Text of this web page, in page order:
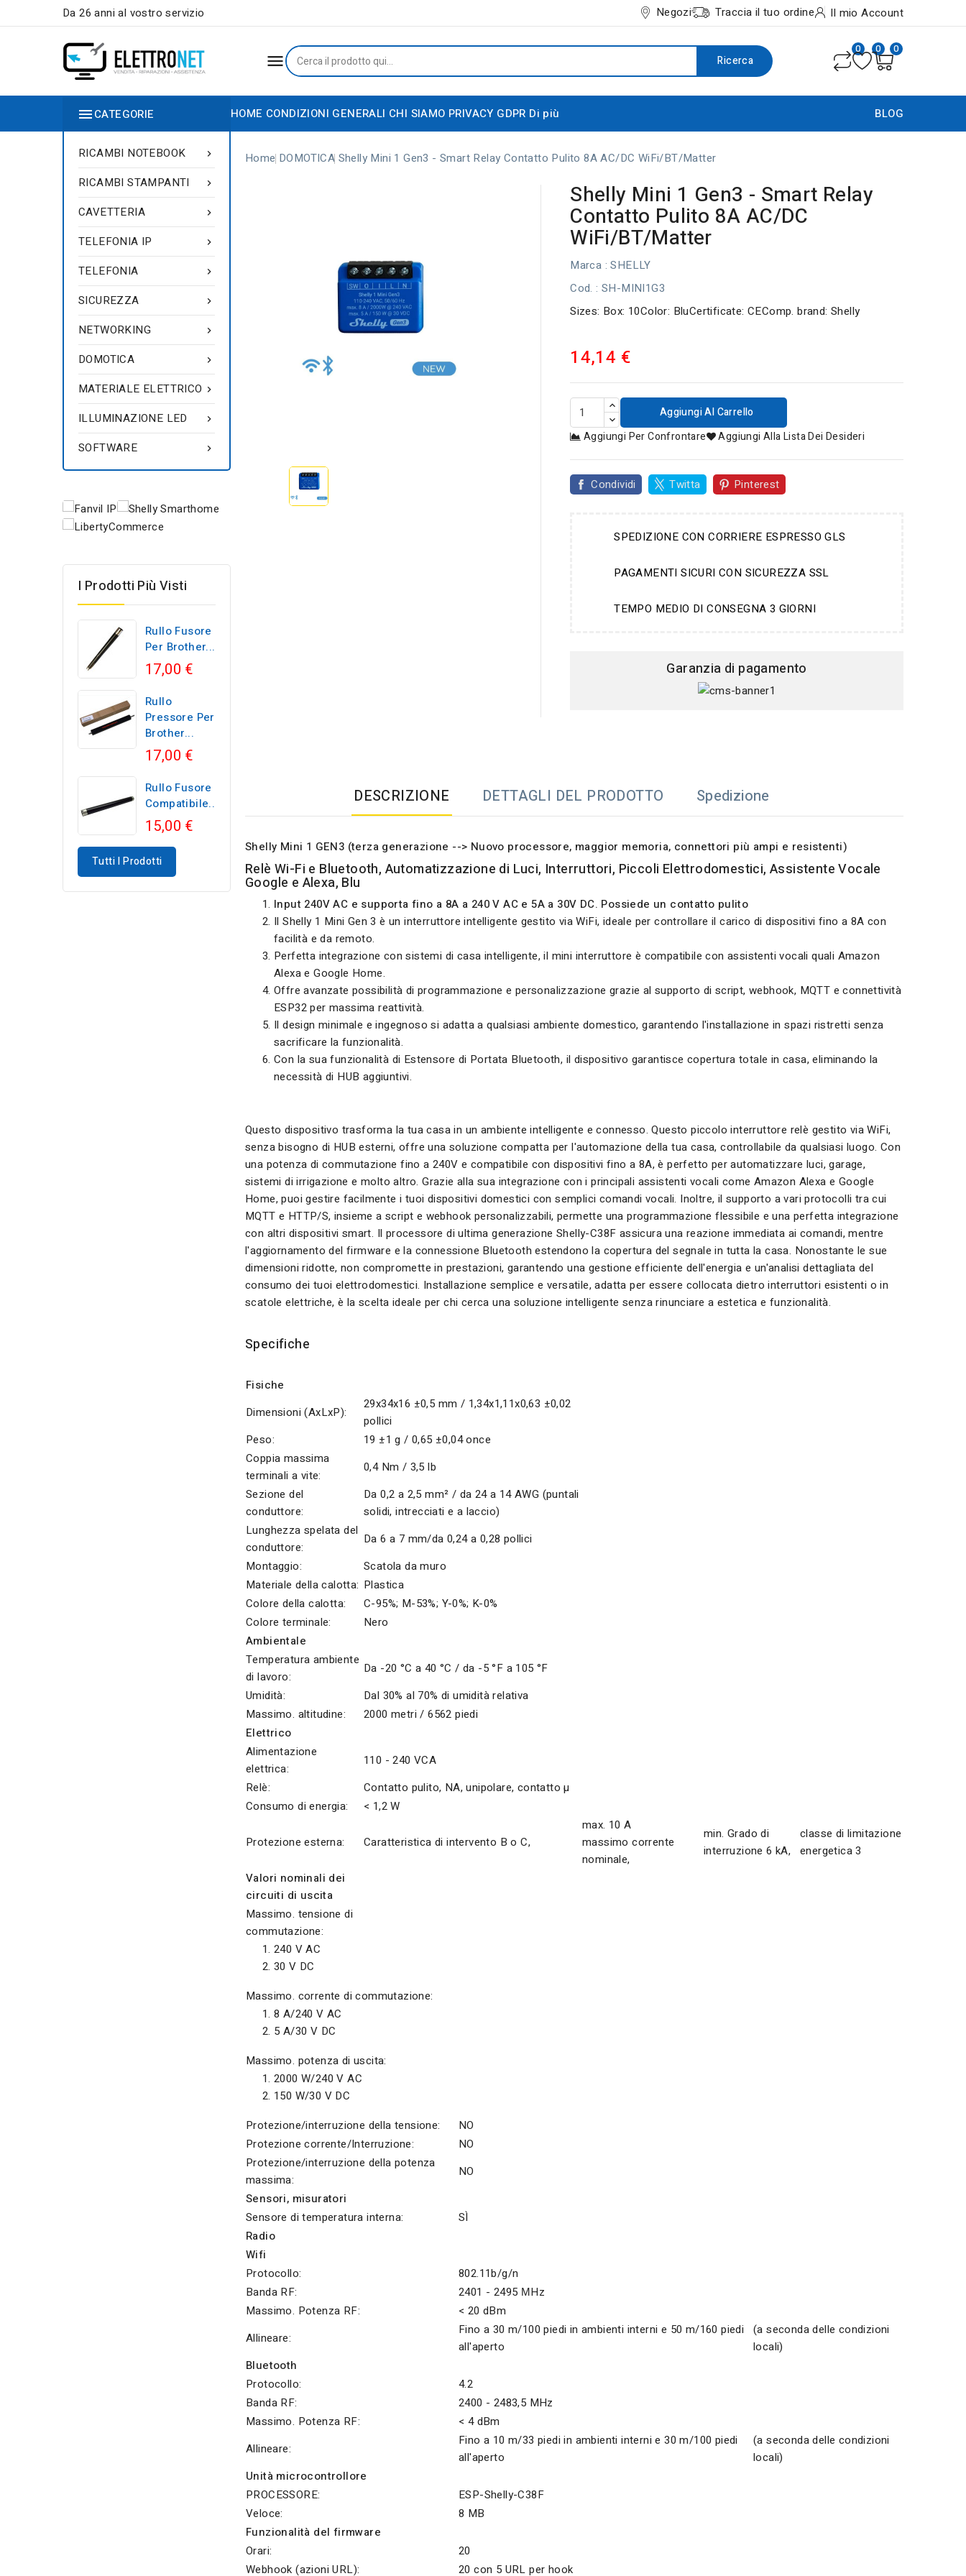
Da 26 anni al vostro servizio Negozi Traccia il tuo ordine Il mio Account
 Ricerca
0 0 0
HOME CONDIZIONI GENERALI CHI SIAMO PRIVACY GDPR Di più BLOG
CATEGORIE

RICAMBI NOTEBOOK

RICAMBI STAMPANTI

CAVETTERIA

TELEFONIA IP

TELEFONIA

SICUREZZA

NETWORKING

DOMOTICA

MATERIALE ELETTRICO

ILLUMINAZIONE LED

SOFTWARE
I Prodotti Più Visti
Rullo Fusore
Per Brother...
17,00 €
Rullo
Pressore Per
Brother...
17,00 €
Rullo Fusore
Compatibile...
15,00 €
Tutti I Prodotti
Home DOMOTICA Shelly Mini 1 Gen3 - Smart Relay Contatto Pulito 8A AC/DC WiFi/BT/Matter
Shelly Mini 1 Gen3 - Smart Relay
Contatto Pulito 8A AC/DC
WiFi/BT/Matter
Marca : SHELLY
Cod. : SH-MINI1G3
Sizes: Box: 10Color: BluCertificate: CEComp. brand: Shelly
14,14 €
Aggiungi Al Carrello
Aggiungi Per Confrontare
Aggiungi Alla Lista Dei Desideri
Condividi Twitta Pinterest
SPEDIZIONE CON CORRIERE ESPRESSO GLS
PAGAMENTI SICURI CON SICUREZZA SSL
TEMPO MEDIO DI CONSEGNA 3 GIORNI
Garanzia di pagamento
DESCRIZIONE DETTAGLI DEL PRODOTTO Spedizione
Shelly Mini 1 GEN3 (terza generazione --> Nuovo processore, maggior memoria, connettori più ampi e resistenti)
Relè Wi-Fi e Bluetooth, Automatizzazione di Luci, Interruttori, Piccoli Elettrodomestici, Assistente Vocale
Google e Alexa, Blu
Input 240V AC e supporta fino a 8A a 240 V AC e 5A a 30V DC. Possiede un contatto pulito
Il Shelly 1 Mini Gen 3 è un interruttore intelligente gestito via WiFi, ideale per controllare il carico di dispositivi fino a 8A con
facilità e da remoto.
Perfetta integrazione con sistemi di casa intelligente, il mini interruttore è compatibile con assistenti vocali quali Amazon
Alexa e Google Home.
Offre avanzate possibilità di programmazione e personalizzazione grazie al supporto di script, webhook, MQTT e connettività
ESP32 per massima reattività.
Il design minimale e ingegnoso si adatta a qualsiasi ambiente domestico, garantendo l'installazione in spazi ristretti senza
sacrificare la funzionalità.
Con la sua funzionalità di Estensore di Portata Bluetooth, il dispositivo garantisce copertura totale in casa, eliminando la
necessità di HUB aggiuntivi.
Questo dispositivo trasforma la tua casa in un ambiente intelligente e connesso. Questo piccolo interruttore relè gestito via WiFi,
senza bisogno di HUB esterni, offre una soluzione compatta per l'automazione della tua casa, controllabile da qualsiasi luogo. Con
una potenza di commutazione fino a 240V e compatibile con dispositivi fino a 8A, è perfetto per automatizzare luci, garage,
sistemi di irrigazione e molto altro. Grazie alla sua integrazione con i principali assistenti vocali come Amazon Alexa e Google
Home, puoi gestire facilmente i tuoi dispositivi domestici con semplici comandi vocali. Inoltre, il supporto a vari protocolli tra cui
MQTT e HTTP/S, insieme a script e webhook personalizzabili, permette una programmazione flessibile e una perfetta integrazione
con altri dispositivi smart. Il processore di ultima generazione Shelly-C38F assicura una reazione immediata ai comandi, mentre
l'aggiornamento del firmware e la connessione Bluetooth estendono la copertura del segnale in tutta la casa. Nonostante le sue
dimensioni ridotte, non compromette in prestazioni, garantendo una gestione efficiente dell'energia e un'analisi dettagliata del
consumo dei tuoi elettrodomestici. Installazione semplice e versatile, adatta per essere collocata dietro interruttori esistenti o in
scatole elettriche, è la scelta ideale per chi cerca una soluzione intelligente senza rinunciare a estetica e funzionalità.
Specifiche
Fisiche
Dimensioni (AxLxP):
29x34x16 ±0,5 mm / 1,34x1,11x0,63 ±0,02
pollici
Peso:
19 ±1 g / 0,65 ±0,04 once
Coppia massima
terminali a vite:
0,4 Nm / 3,5 lb
Sezione del
conduttore:
Da 0,2 a 2,5 mm² / da 24 a 14 AWG (puntali
solidi, intrecciati e a laccio)
Lunghezza spelata del
conduttore:
Da 6 a 7 mm/da 0,24 a 0,28 pollici
Montaggio:
Scatola da muro
Materiale della calotta: Plastica
Colore della calotta:
C-95%; M-53%; Y-0%; K-0%
Colore terminale:
Nero
Ambientale
Temperatura ambiente
di lavoro:
Da -20 °C a 40 °C / da -5 °F a 105 °F
Umidità:
Dal 30% al 70% di umidità relativa
Massimo. altitudine:
2000 metri / 6562 piedi
Elettrico
Alimentazione
elettrica:
110 - 240 VCA
Relè:
Contatto pulito, NA, unipolare, contatto µ
Consumo di energia:
< 1,2 W
Protezione esterna: Caratteristica di intervento B o C,
max. 10 A
massimo corrente
nominale,
min. Grado di
interruzione 6 kA,
classe di limitazione
energetica 3
Valori nominali dei
circuiti di uscita
Massimo. tensione di
commutazione:
240 V AC
30 V DC
Massimo. corrente di commutazione:
8 A/240 V AC
5 A/30 V DC
Massimo. potenza di uscita:
2000 W/240 V AC
150 W/30 V DC
Protezione/interruzione della tensione:
NO
Protezione corrente/Interruzione:
NO
Protezione/interruzione della potenza
massima:
NO
Sensori, misuratori
Sensore di temperatura interna:
SÌ
Radio
Wifi
Protocollo:
802.11b/g/n
Banda RF:
2401 - 2495 МHz
Massimo. Potenza RF:
< 20 dBm
Allineare:
Fino a 30 m/100 piedi in ambienti interni e 50 m/160 piedi
all'aperto
(a seconda delle condizioni
locali)
Bluetooth
Protocollo:
4.2
Banda RF:
2400 - 2483,5 MHz
Massimo. Potenza RF:
< 4 dBm
Allineare:
Fino a 10 m/33 piedi in ambienti interni e 30 m/100 piedi
all'aperto
(a seconda delle condizioni
locali)
Unità microcontrollore
PROCESSORE:
ESP-Shelly-C38F
Veloce:
8 MB
Funzionalità del firmware
Orari:
20
Webhook (azioni URL):
20 con 5 URL per hook